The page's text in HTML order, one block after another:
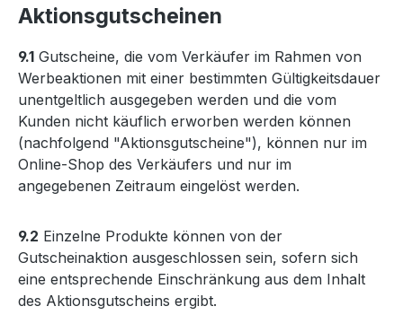
Aktionsgutscheinen
9.1 Gutscheine, die vom Verkäufer im Rahmen von
Werbeaktionen mit einer bestimmten Gültigkeitsdauer
unentgeltlich ausgegeben werden und die vom
Kunden nicht käuflich erworben werden können
(nachfolgend "Aktionsgutscheine"), können nur im
Online-Shop des Verkäufers und nur im
angegebenen Zeitraum eingelöst werden.
9.2 Einzelne Produkte können von der
Gutscheinaktion ausgeschlossen sein, sofern sich
eine entsprechende Einschränkung aus dem Inhalt
des Aktionsgutscheins ergibt.